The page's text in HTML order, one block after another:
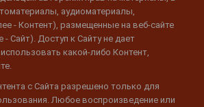
аудиоматериалы,
- Контент), размещенные на веб-сайте
- Сайт). Доступ к Сайту не дает
какой-либо Контент,
с Сайта разрешено только для
Любое воспроизведение или